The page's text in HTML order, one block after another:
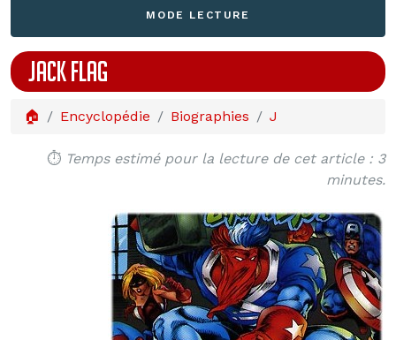
MODE LECTURE
JACK FLAG
🏠 Encyclopédie Biographies J
⏱️ Temps estimé pour la lecture de cet article : 3
minutes.